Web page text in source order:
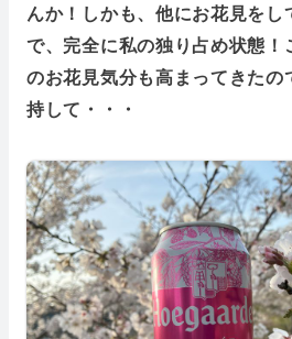
んか！しかも、他にお花見をし
で、完全に私の独り占め状態！
のお花見気分も高まってきた
持して・・・